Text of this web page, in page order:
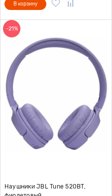
В корзину
-21%
Наушники JBL Tune 520BT,